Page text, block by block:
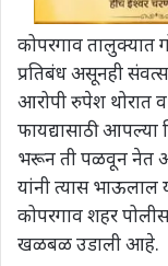
कोपरगाव तालुक्यात
प्रतिबंध असूनही
आरोपी रुपेश थोरात
फायद्यासाठी आपल्या
भरून ती पळवून नेत
यांनी त्यास भाऊलाल
कोपरगाव शहर
खळबळ उडाली आहे.